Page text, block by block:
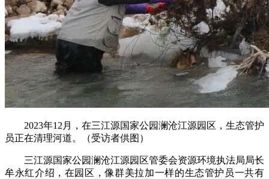
2023年12月，在三江源国家公园澜沧江源园区，生态管护
员正在清理河道。（受访者供图）
三江源国家公园澜沧江源园区管委会资源环境执法局局长
牟永红介绍，在园区，像群美拉加一样的生态管护员一共有